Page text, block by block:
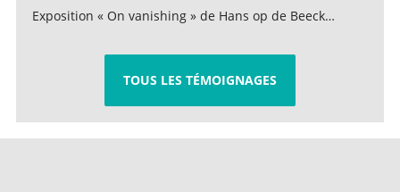
Exposition « On vanishing » de Hans op de Beeck…
TOUS LES TÉMOIGNAGES